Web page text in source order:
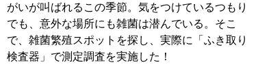
がいが叫ばれるこの季節。気をつけているつもり
でも、意外な場所にも雑菌は潜んでいる。そこ
で、雑菌繁殖スポットを探し、実際に「ふき取り
検査器」で測定調査を実施した！